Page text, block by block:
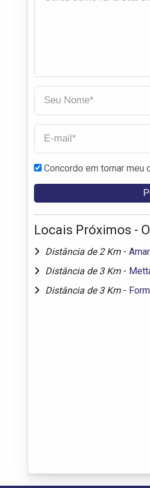
Concordo em tornar meu
Locais Próximos -
Distância de 2 Km -
Distância de 3 Km -
Distância de 3 Km -